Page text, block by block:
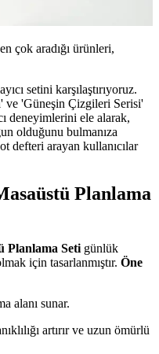
çok aradığı ürünleri,
setini karşılaştırıyoruz.
ve 'Güneşin Çizgileri Serisi'
deneyimlerini ele alarak,
olduğunu bulmanıza
defteri arayan kullanıcılar
Planlama
Planlama Seti günlük
için tasarlanmıştır. Öne
alanı sunar.
artırır ve uzun ömürlü